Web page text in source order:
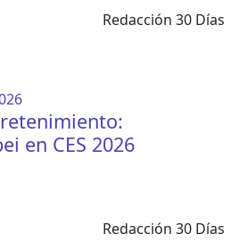
Redacción 30 Días
en CES 2026
Redacción 30 Días